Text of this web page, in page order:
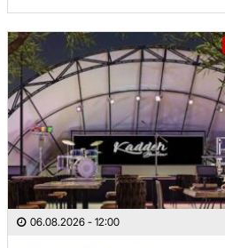
06.08.2026 - 12:00